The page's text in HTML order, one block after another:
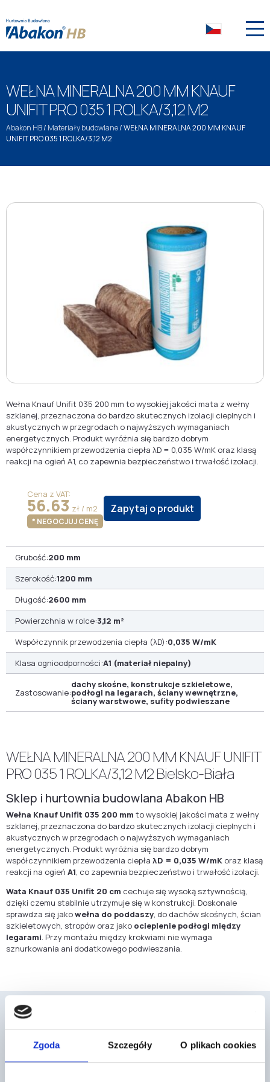
Zgoda Szczegóły O plikach cookies
WEŁNA MINERALNA 200 MM KNAUF
UNIFIT PRO 035 1 ROLKA/3,12 M2
Abakon HB/ Materiały budowlane/WEŁNA MINERALNA 200 MM KNAUF
UNIFIT PRO 035 1 ROLKA/3,12 M2
Wełna Knauf Unifit 035 200 mm to wysokiej jakości mata z wełny
szklanej, przeznaczona do bardzo skutecznych izolacji cieplnych i
akustycznych w przegrodach o najwyższych wymaganiach
energetycznych. Produkt wyróżnia się bardzo dobrym
współczynnikiem przewodzenia ciepła λD = 0,035 W/mK oraz klasą
reakcji na ogień A1, co zapewnia bezpieczeństwo i trwałość izolacji.
Cena z VAT:
56.63 zł / m2
* NEGOCJUJ CENĘ
Zapytaj o produkt
Grubość:200 mm
Szerokość:1200 mm
Długość:2600 mm
Powierzchnia w rolce:3,12 m²
Współczynnik przewodzenia ciepła (λD):0,035 W/mK
Klasa ognioodporności:A1 (materiał niepalny)
Zastosowanie:
dachy skośne, konstrukcje szkieletowe,
podłogi na legarach, ściany wewnętrzne,
ściany warstwowe, sufity podwieszane
WEŁNA MINERALNA 200 MM KNAUF UNIFIT
PRO 035 1 ROLKA/3,12 M2 Bielsko-Biała
Sklep i hurtownia budowlana Abakon HB
Wełna Knauf Unifit 035 200 mm to wysokiej jakości mata z wełny
szklanej, przeznaczona do bardzo skutecznych izolacji cieplnych i
akustycznych w przegrodach o najwyższych wymaganiach
energetycznych. Produkt wyróżnia się bardzo dobrym
współczynnikiem przewodzenia ciepła λD = 0,035 W/mKoraz klasą
reakcji na ogień A1 , co zapewnia bezpieczeństwo i trwałość izolacji.
Wata Knauf 035 Unifit 20 cm cechuje się wysoką sztywnością,
dzięki czemu stabilnie utrzymuje się w konstrukcji. Doskonale
sprawdza się jakowełna do poddaszy, do dachów skośnych, ścian
szkieletowych, stropów oraz jako ocieplenie podłogi między
legarami . Przy montażu między krokwiami nie wymaga
sznurkowania ani dodatkowego podwieszania.
Mogą cię również zainteresować